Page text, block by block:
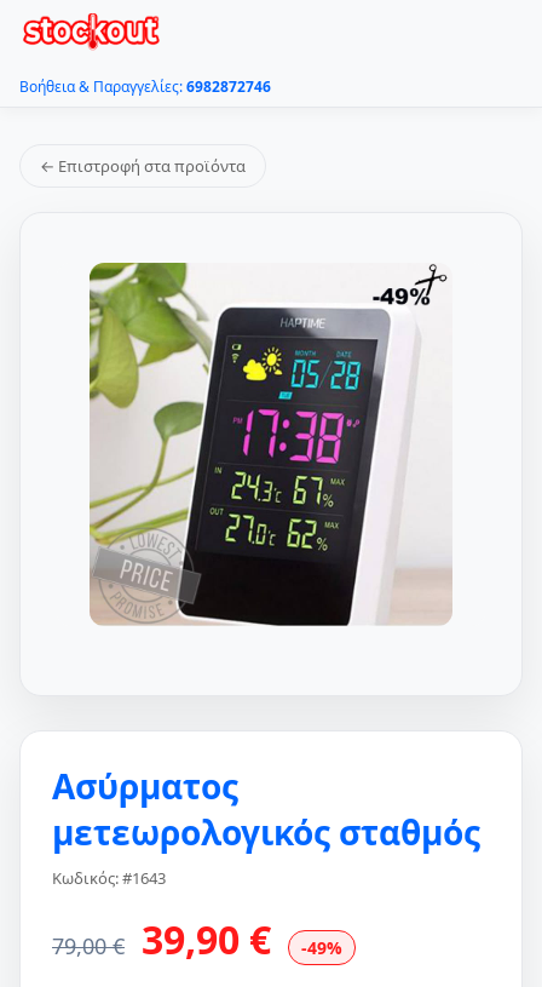
Βοήθεια & Παραγγελίες:6982872746
← Επιστροφή στα προϊόντα
Ασύρματος
μετεωρολογικός σταθμός
Κωδικός: #1643
79,00 € 39,90 € -49%